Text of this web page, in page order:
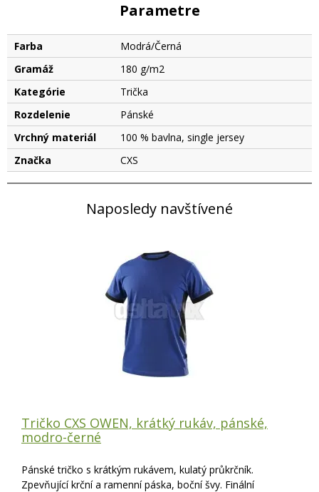
Parametre
Farba
Modrá/Černá
Gramáž
180 g/m2
Kategórie
Trička
Rozdelenie
Pánské
Vrchný materiál
100 % bavlna, single jersey
Značka
CXS
Naposledy navštívené
Tričko CXS OWEN, krátký rukáv, pánské,
modro-černé
Pánské tričko s krátkým rukávem, kulatý průkrčník.
Zpevňující krční a ramenní páska, boční švy. Finální